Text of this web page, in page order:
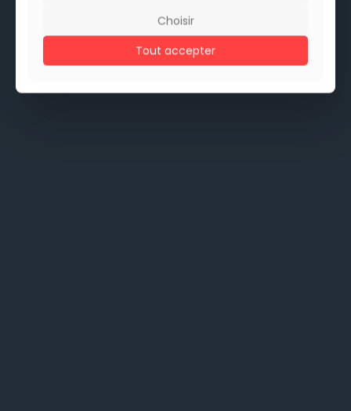
Choisir
Tout accepter
Choisir
Tout accepter